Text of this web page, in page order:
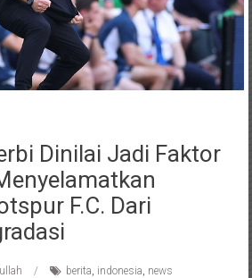
Dinilai Jadi Faktor
F.C. Dari
berita, indonesia, news